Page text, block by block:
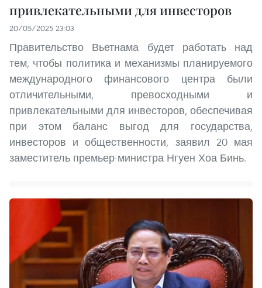
привлекательными для инвесторов
20/05/2025 23:03
Правительство Вьетнама будет работать над
тем, чтобы политика и механизмы планируемого
международного финансового центра были
отличительными, превосходными и
привлекательными для инвесторов, обеспечивая
при этом баланс выгод для государства,
инвесторов и общественности, заявил 20 мая
заместитель премьер-министра Нгуен Хоа Бинь.